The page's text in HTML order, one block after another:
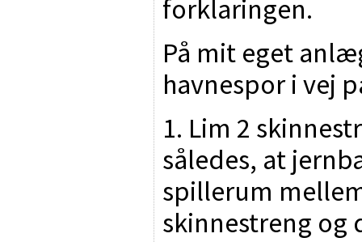
forklaringen.
På mit eget
havnespor i vej
1. Lim 2
således, at
spillerum
skinnestreng og